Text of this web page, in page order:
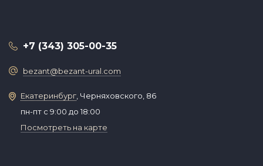
+7 (343) 305-00-35
bezant@bezant-ural.com
Екатеринбург , Черняховского, 86
пн-пт с 9:00 до 18:00
Посмотреть на карте